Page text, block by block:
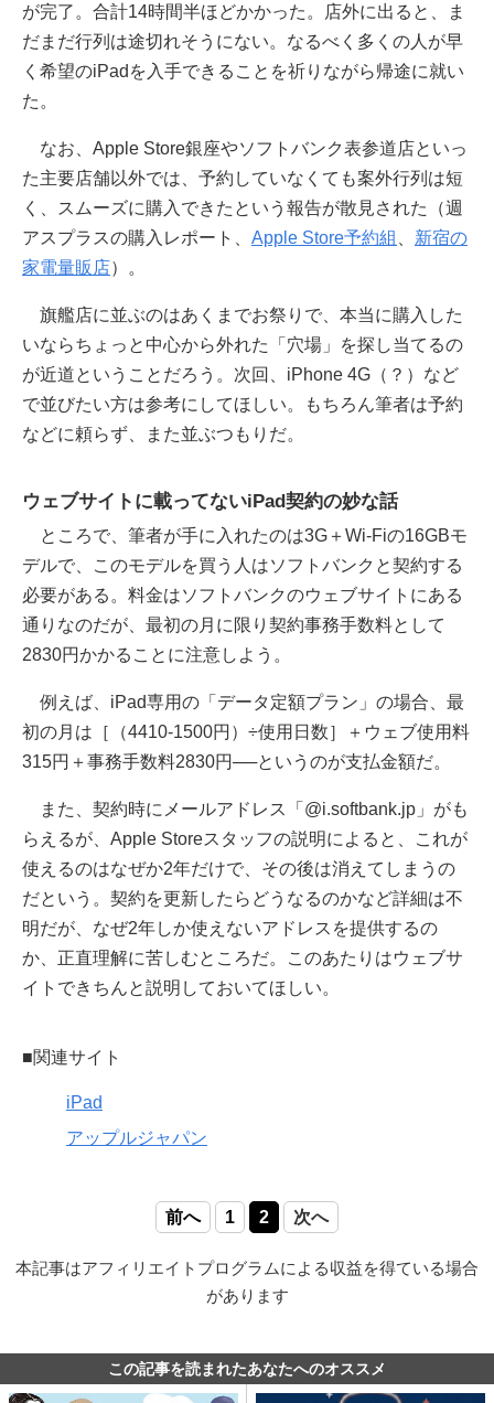
が完了。合計14時間半ほどかかった。店外に出ると、ま
だまだ行列は途切れそうにない。なるべく多くの人が早
く希望のiPadを入手できることを祈りながら帰途に就い
た。
なお、Apple Store銀座やソフトバンク表参道店といっ
た主要店舗以外では、予約していなくても案外行列は短
く、スムーズに購入できたという報告が散見された（週
アスプラスの購入レポート、 Apple Store予約組
新宿の
家電量販店）。
旗艦店に並ぶのはあくまでお祭りで、本当に購入した
いならちょっと中心から外れた「穴場」を探し当てるの
が近道ということだろう。次回、iPhone 4G（？）など
で並びたい方は参考にしてほしい。もちろん筆者は予約
などに頼らず、また並ぶつもりだ。
ウェブサイトに載ってないiPad契約の妙な話
ところで、筆者が手に入れたのは3G＋Wi-Fiの16GBモ
デルで、このモデルを買う人はソフトバンクと契約する
必要がある。料金はソフトバンクのウェブサイトにある
通りなのだが、最初の月に限り契約事務手数料として
2830円かかることに注意しよう。
例えば、iPad専用の「データ定額プラン」の場合、最
初の月は［（4410-1500円）÷使用日数］＋ウェブ使用料
315円＋事務手数料2830円──というのが支払金額だ。
また、契約時にメールアドレス「@i.softbank.jp」がも
らえるが、Apple Storeスタッフの説明によると、これが
使えるのはなぜか2年だけで、その後は消えてしまうの
だという。契約を更新したらどうなるのかなど詳細は不
明だが、なぜ2年しか使えないアドレスを提供するの
か、正直理解に苦しむところだ。このあたりはウェブサ
イトできちんと説明しておいてほしい。
■関連サイト
iPad
アップルジャパン
前へ 1 2 次へ
本記事はアフィリエイトプログラムによる収益を得ている場合
があります
この記事を読まれたあなたへのオススメ